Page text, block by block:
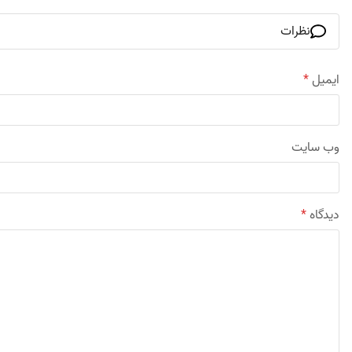
نظرات
ایمیل*
وب‌ سایت
دیدگاه*